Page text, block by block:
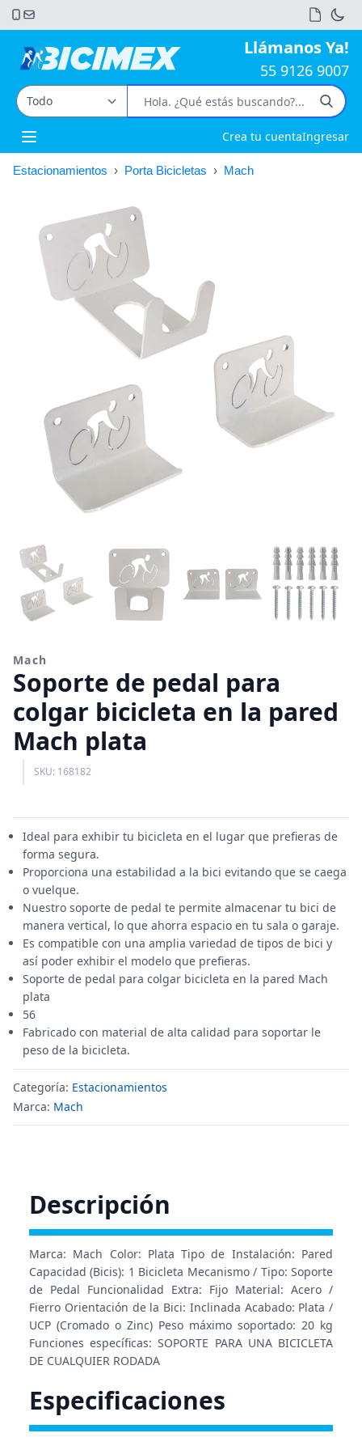
Llámanos Ya!
55 9126 9007
Open main menu Crea tu cuentaIngresar
Estacionamientos › Porta Bicicletas › Mach
Mach
Soporte de pedal para
colgar bicicleta en la pared
Mach plata
SKU: 168182
Ideal para exhibir tu bicicleta en el lugar que prefieras de
forma segura.
Proporciona una estabilidad a la bici evitando que se caega
o vuelque.
Nuestro soporte de pedal te permite almacenar tu bici de
manera vertical, lo que ahorra espacio en tu sala o garaje.
Es compatible con una amplia variedad de tipos de bici y
así poder exhibir el modelo que prefieras.
Soporte de pedal para colgar bicicleta en la pared Mach
plata
56
Fabricado con material de alta calidad para soportar le
peso de la bicicleta.
Categoría: Estacionamientos
Marca: Mach
Descripción
Marca: Mach Color: Plata Tipo de Instalación: Pared
Capacidad (Bicis): 1 Bicicleta Mecanismo / Tipo: Soporte
de Pedal Funcionalidad Extra: Fijo Material: Acero /
Fierro Orientación de la Bici: Inclinada Acabado: Plata /
UCP (Cromado o Zinc) Peso máximo soportado: 20 kg
Funciones específicas: SOPORTE PARA UNA BICICLETA
DE CUALQUIER RODADA
Especificaciones